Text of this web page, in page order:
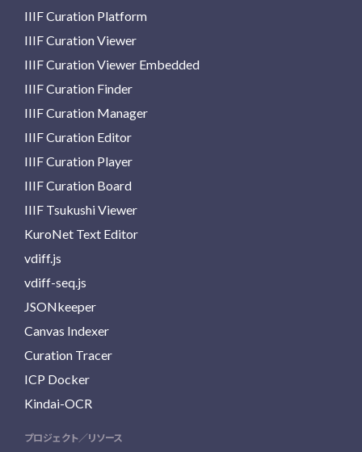
IIIF Curation Platform
IIIF Curation Viewer
IIIF Curation Viewer Embedded
IIIF Curation Finder
IIIF Curation Manager
IIIF Curation Editor
IIIF Curation Player
IIIF Curation Board
IIIF Tsukushi Viewer
KuroNet Text Editor
vdiff.js
vdiff-seq.js
JSONkeeper
Canvas Indexer
Curation Tracer
ICP Docker
Kindai-OCR
プロジェクト／リソース